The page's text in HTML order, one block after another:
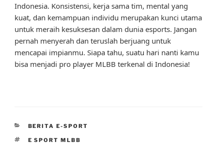
Indonesia. Konsistensi, kerja sama tim, mental yang
kuat, dan kemampuan individu merupakan kunci utama
untuk meraih kesuksesan dalam dunia esports. Jangan
pernah menyerah dan teruslah berjuang untuk
mencapai impianmu. Siapa tahu, suatu hari nanti kamu
bisa menjadi pro player MLBB terkenal di Indonesia!
CATEGORIES
BERITA E-SPORT
TAGS
E SPORT MLBB